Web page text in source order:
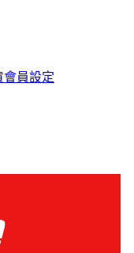
會員設定